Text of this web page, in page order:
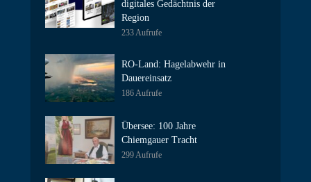
digitales Gedächtnis der
Region
233 Aufrufe
RO-Land: Hagelabwehr in
Dauereinsatz
186 Aufrufe
Übersee: 100 Jahre
Chiemgauer Tracht
299 Aufrufe